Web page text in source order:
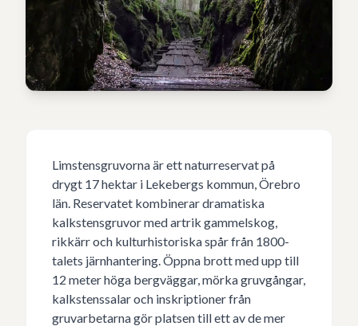
Limstensgruvorna är ett naturreservat på
drygt 17 hektar i Lekebergs kommun, Örebro
län. Reservatet kombinerar dramatiska
kalkstensgruvor med artrik gammelskog,
rikkärr och kulturhistoriska spår från 1800-
talets järnhantering. Öppna brott med upp till
12 meter höga bergväggar, mörka gruvgångar,
kalkstenssalar och inskriptioner från
gruvarbetarna gör platsen till ett av de mer